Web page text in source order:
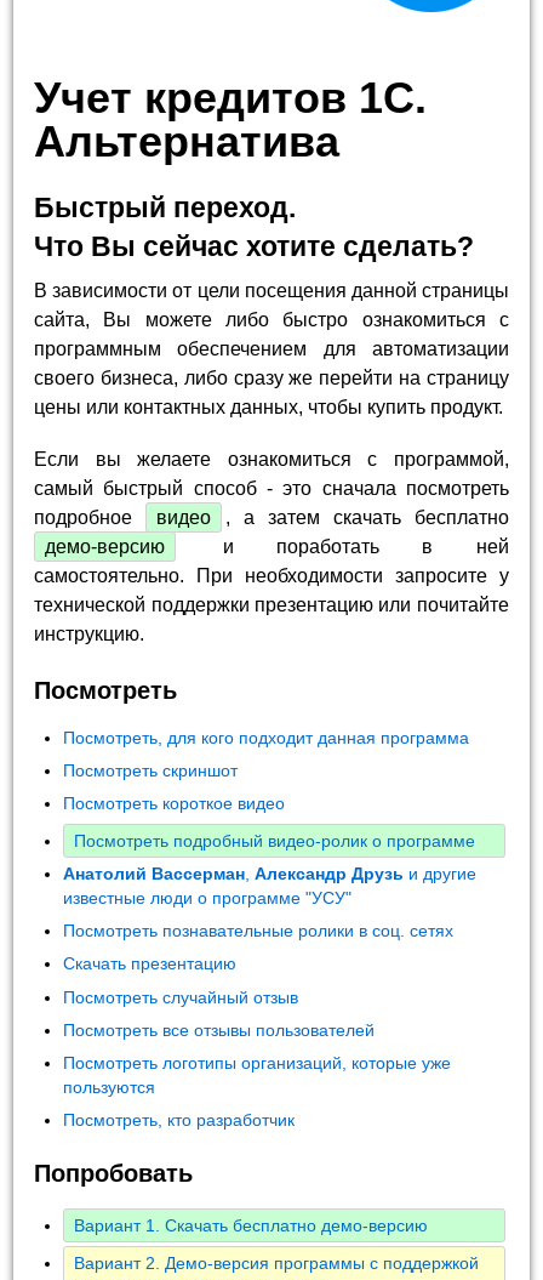
Учет кредитов 1С.
Альтернатива
Быстрый переход.
Что Вы сейчас хотите сделать?
В зависимости от цели посещения данной страницы
сайта, Вы можете либо быстро ознакомиться с
программным обеспечением для автоматизации
своего бизнеса, либо сразу же перейти на страницу
цены или контактных данных, чтобы купить продукт.
Если вы желаете ознакомиться с программой,
самый быстрый способ - это сначала посмотреть
подробное
видео
, а затем скачать бесплатно
демо-версию
и поработать в ней
самостоятельно. При необходимости запросите у
технической поддержки презентацию или почитайте
инструкцию.
Посмотреть
Посмотреть, для кого подходит данная программа
Посмотреть скриншот
Посмотреть короткое видео
Посмотреть подробный видео-ролик о программе
Анатолий Вассерман ,Александр Друзь и другие
известные люди о программе "УСУ"
Посмотреть познавательные ролики в соц. сетях
Скачать презентацию
Посмотреть случайный отзыв
Посмотреть все отзывы пользователей
Посмотреть логотипы организаций, которые уже
пользуются
Посмотреть, кто разработчик
Попробовать
Вариант 1. Скачать бесплатно демо-версию
Вариант 2. Демо-версия программы с поддержкой